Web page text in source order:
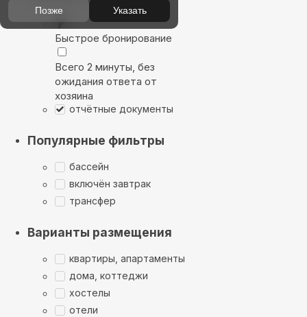
Быстрое бронирование
Всего 2 минуты, без
ожидания ответа от
хозяина
отчётные документы
Популярные фильтры
бассейн
включён завтрак
трансфер
Варианты размещения
квартиры, апартаменты
дома, коттеджи
хостелы
отели
Позже Указать